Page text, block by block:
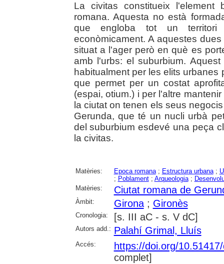
La civitas constitueix l'element
romana. Aquesta no està
que engloba tot un territori
econòmicament. A aquestes
situat a l'ager però en què es
amb l'urbs: el suburbium.
habitualment per les elits
que permet per un costat
(espai, otium.) i per l'altre
la ciutat on tenen els seus
Gerunda, que té un nucli urbà
del suburbium esdevé una peça
la civitas.
Matèries: Epoca romana; Estructura urbana;
; Poblament; Arqueologia;
Matèries:
Ciutat romana de
Àmbit: Girona; Gironès
Cronologia: [s. III aC - s. V dC]
Autors add.: Palahí Grimal, Lluís
Accés:
https://doi.org/
complet]